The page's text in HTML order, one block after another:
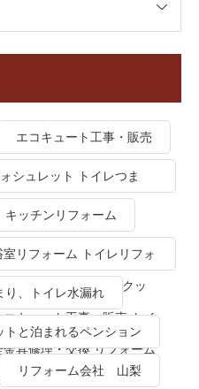
エコキュート工事・販売
シュレット トイレつま
キッチンリフォーム
リフォーム トイレリフォ
電化リフォーム ＩＨクッ
キュート工事・販売 トイ
具修理・交換 リフォーム
ラブ
り、トイレ水漏れ
トと泊まれるペンション
リフォーム会社 山梨